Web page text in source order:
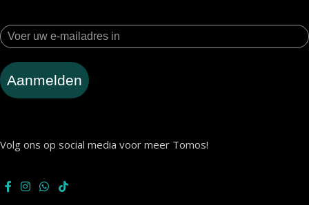
Aanmelden
Volg ons op social media voor meer Tomos!